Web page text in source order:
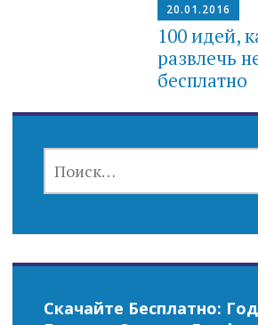
20.01.2016
100 идей,
развлечь
бесплатно
Скачайте Бесплатно: